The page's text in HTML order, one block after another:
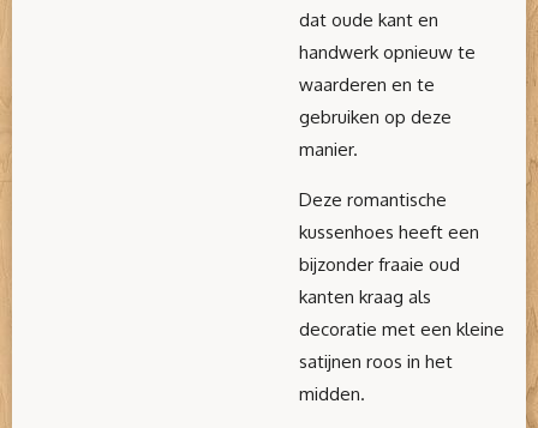
dat oude kant en
handwerk opnieuw te
waarderen en te
gebruiken op deze
manier.
Deze romantische
kussenhoes heeft een
bijzonder fraaie oud
kanten kraag als
decoratie met een kleine
satijnen roos in het
midden.